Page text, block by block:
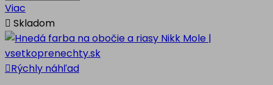
Viac
 Skladom
Rýchly náhľad